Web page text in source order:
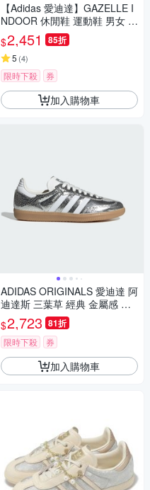
【Adidas 愛迪達】GAZELLE I
NDOOR 休閒鞋 運動鞋 男女 A-
JQ8385 B-JR3238 C-JR3731
精選四款
$2,451 85折
5 (4)
限時下殺 券
加入購物車
ADIDAS ORIGINALS 愛迪達 阿
迪達斯 三葉草 經典 金屬感 女
休閒運動鞋-銀白色 SAMBA O
G W-JR0035
$2,723 81折
限時下殺 券
加入購物車